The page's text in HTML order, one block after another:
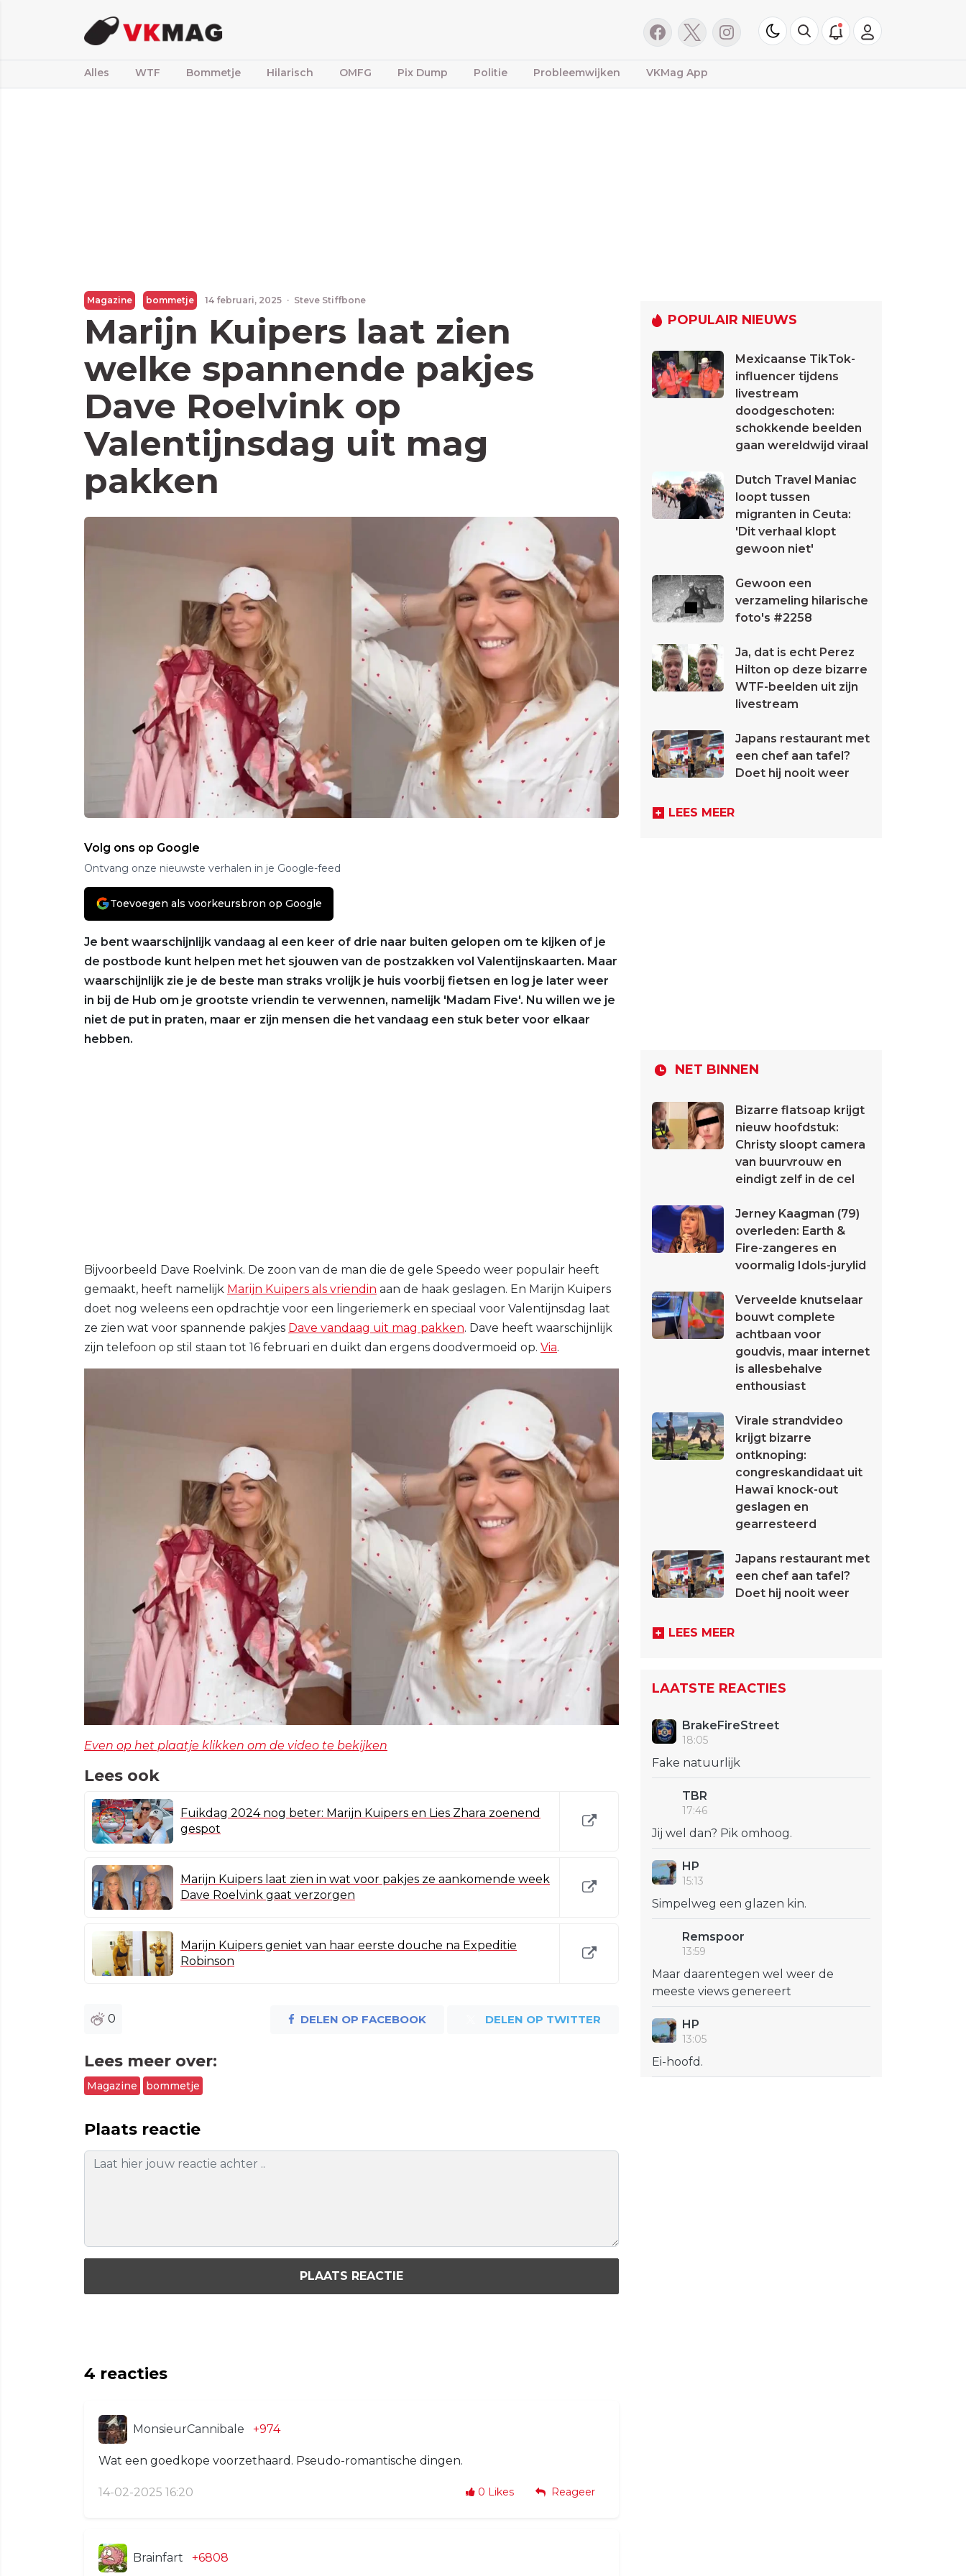
Alles WTF Bommetje Hilarisch OMFG Pix Dump Politie Probleemwijken VKMag App
Magazine bommetje 14 februari, 2025 · Steve Stiffbone
Marijn Kuipers laat zien
welke spannende pakjes
Dave Roelvink op
Valentijnsdag uit mag
pakken
Volg ons op Google
Ontvang onze nieuwste verhalen in je Google-feed
Toevoegen als voorkeursbron op Google
Je bent waarschijnlijk vandaag al een keer of drie naar buiten gelopen om te kijken of je
de postbode kunt helpen met het sjouwen van de postzakken vol Valentijnskaarten. Maar
waarschijnlijk zie je de beste man straks vrolijk je huis voorbij fietsen en log je later weer
in bij de Hub om je grootste vriendin te verwennen, namelijk 'Madam Five'. Nu willen we je
niet de put in praten, maar er zijn mensen die het vandaag een stuk beter voor elkaar
hebben.
Bijvoorbeeld Dave Roelvink. De zoon van de man die de gele Speedo weer populair heeft
gemaakt, heeft namelijk Marijn Kuipers als vriendin aan de haak geslagen. En Marijn Kuipers
doet nog weleens een opdrachtje voor een lingeriemerk en speciaal voor Valentijnsdag laat
ze zien wat voor spannende pakjes Dave vandaag uit mag pakken. Dave heeft waarschijnlijk
zijn telefoon op stil staan tot 16 februari en duikt dan ergens doodvermoeid op. Via.
Even op het plaatje klikken om de video te bekijken
Lees ook
Fuikdag 2024 nog beter: Marijn Kuipers en Lies Zhara zoenend
gespot
Marijn Kuipers laat zien in wat voor pakjes ze aankomende week
Dave Roelvink gaat verzorgen
Marijn Kuipers geniet van haar eerste douche na Expeditie
Robinson
0 DELEN OP FACEBOOK DELEN OP TWITTER
Lees meer over:
Magazine bommetje
Plaats reactie
PLAATS REACTIE
4 reacties
MonsieurCannibale +974
Wat een goedkope voorzethaard. Pseudo-romantische dingen.
14-02-2025 16:20 0 Likes Reageer
Brainfart +6808
POPULAIR NIEUWS
Mexicaanse TikTok-
influencer tijdens
livestream
doodgeschoten:
schokkende beelden
gaan wereldwijd viraal
Dutch Travel Maniac
loopt tussen
migranten in Ceuta:
'Dit verhaal klopt
gewoon niet'
Gewoon een
verzameling hilarische
foto's #2258
Ja, dat is echt Perez
Hilton op deze bizarre
WTF-beelden uit zijn
livestream
Japans restaurant met
een chef aan tafel?
Doet hij nooit weer
LEES MEER
NET BINNEN
Bizarre flatsoap krijgt
nieuw hoofdstuk:
Christy sloopt camera
van buurvrouw en
eindigt zelf in de cel
Jerney Kaagman (79)
overleden: Earth &
Fire-zangeres en
voormalig Idols-jurylid
Verveelde knutselaar
bouwt complete
achtbaan voor
goudvis, maar internet
is allesbehalve
enthousiast
Virale strandvideo
krijgt bizarre
ontknoping:
congreskandidaat uit
Hawaï knock-out
geslagen en
gearresteerd
Japans restaurant met
een chef aan tafel?
Doet hij nooit weer
LEES MEER
LAATSTE REACTIES
BrakeFireStreet
18:05
Fake natuurlijk
TBR
17:46
Jij wel dan? Pik omhoog.
HP
15:13
Simpelweg een glazen kin.
Remspoor
13:59
Maar daarentegen wel weer de
meeste views genereert
HP
13:05
Ei-hoofd.